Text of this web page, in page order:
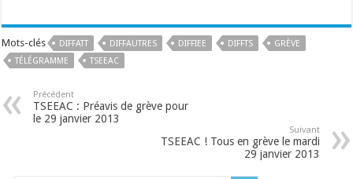
Mots-clés DIFFATT DIFFAUTRES DIFFIEE DIFFTS
GRÈVE
TÉLÉGRAMME
TSEEAC
Précédent
TSEEAC : Préavis de grève pour
le 29 janvier 2013
Suivant
TSEEAC ! Tous en grève le mardi
29 janvier 2013